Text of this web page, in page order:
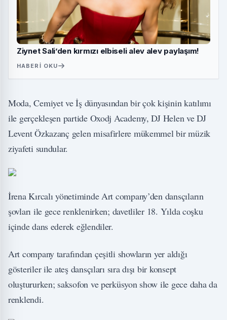
Ziynet Sali’den kırmızı elbiseli alev alev paylaşım!
HABERI OKU
Moda, Cemiyet ve İş dünyasından bir çok kişinin katılımı
ile gerçekleşen partide Oxodj Academy, DJ Helen ve DJ
Levent Özkazanç gelen misafirlere mükemmel bir müzik
ziyafeti sundular.
İrena Kırcalı yönetiminde Art company’den dansçıların
şovları ile gece renklenirken; davetliler 18. Yılda coşku
içinde dans ederek eğlendiler.
Art company tarafından çeşitli showların yer aldığı
gösteriler ile ateş dansçıları sıra dışı bir konsept
oluştururken; saksofon ve perküsyon show ile gece daha da
renklendi.